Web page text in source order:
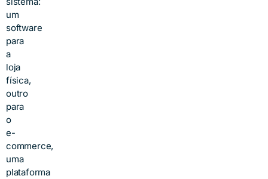
um
software
para
a
loja
física,
outro
para
o
e-
commerce,
uma
plataforma